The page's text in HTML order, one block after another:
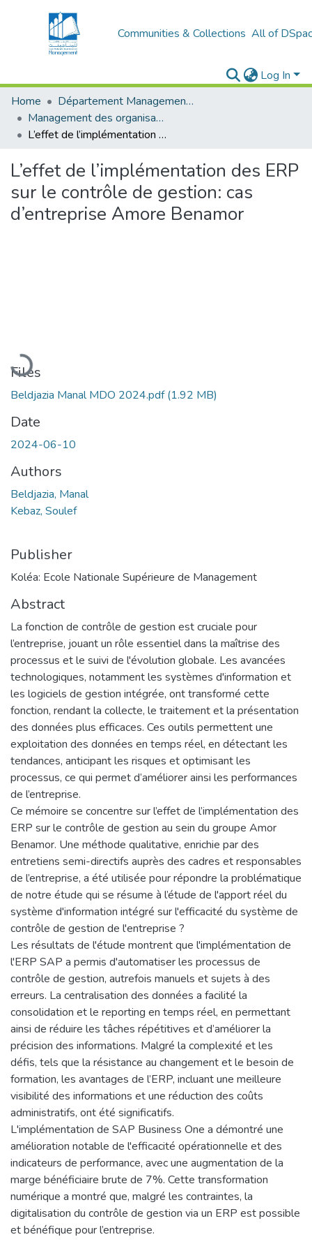
Communities & Collections All of
Log In
Home
Département Management Des Organisations
Management des organisations (MDO)
L’effet de l’implémentation des ERP sur le contrôle de gestion: cas d’entreprise Amore Benamor
L’effet de l’implémentation des ERP
sur le contrôle de gestion: cas
d’entreprise Amore Benamor
Loading...
Files
Beldjazia Manal MDO 2024.pdf(1.92 MB)
Date
2024-06-10
Authors
Beldjazia, Manal
Kebaz, Soulef
Publisher
Koléa: Ecole Nationale Supérieure de Management
Abstract
La fonction de contrôle de gestion est cruciale pour
l’entreprise, jouant un rôle essentiel dans la maîtrise des
processus et le suivi de l'évolution globale. Les avancées
technologiques, notamment les systèmes d'information et
les logiciels de gestion intégrée, ont transformé cette
fonction, rendant la collecte, le traitement et la présentation
des données plus efficaces. Ces outils permettent une
exploitation des données en temps réel, en détectant les
tendances, anticipant les risques et optimisant les
processus, ce qui permet d’améliorer ainsi les performances
de l’entreprise.
Ce mémoire se concentre sur l’effet de l’implémentation des
ERP sur le contrôle de gestion au sein du groupe Amor
Benamor. Une méthode qualitative, enrichie par des
entretiens semi-directifs auprès des cadres et responsables
de l’entreprise, a été utilisée pour répondre la problématique
de notre étude qui se résume à l’étude de l'apport réel du
système d'information intégré sur l'efficacité du système de
contrôle de gestion de l'entreprise ?
Les résultats de l'étude montrent que l'implémentation de
l'ERP SAP a permis d'automatiser les processus de
contrôle de gestion, autrefois manuels et sujets à des
erreurs. La centralisation des données a facilité la
consolidation et le reporting en temps réel, en permettant
ainsi de réduire les tâches répétitives et d’améliorer la
précision des informations. Malgré la complexité et les
défis, tels que la résistance au changement et le besoin de
formation, les avantages de l’ERP, incluant une meilleure
visibilité des informations et une réduction des coûts
administratifs, ont été significatifs.
L'implémentation de SAP Business One a démontré une
amélioration notable de l'efficacité opérationnelle et des
indicateurs de performance, avec une augmentation de la
marge bénéficiaire brute de 7%. Cette transformation
numérique a montré que, malgré les contraintes, la
digitalisation du contrôle de gestion via un ERP est possible
et bénéfique pour l’entreprise.